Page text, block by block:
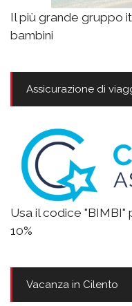
Il più grande gruppo
bambini
Assicurazione di
Usa il codice
10%
Vacanza in Cilento